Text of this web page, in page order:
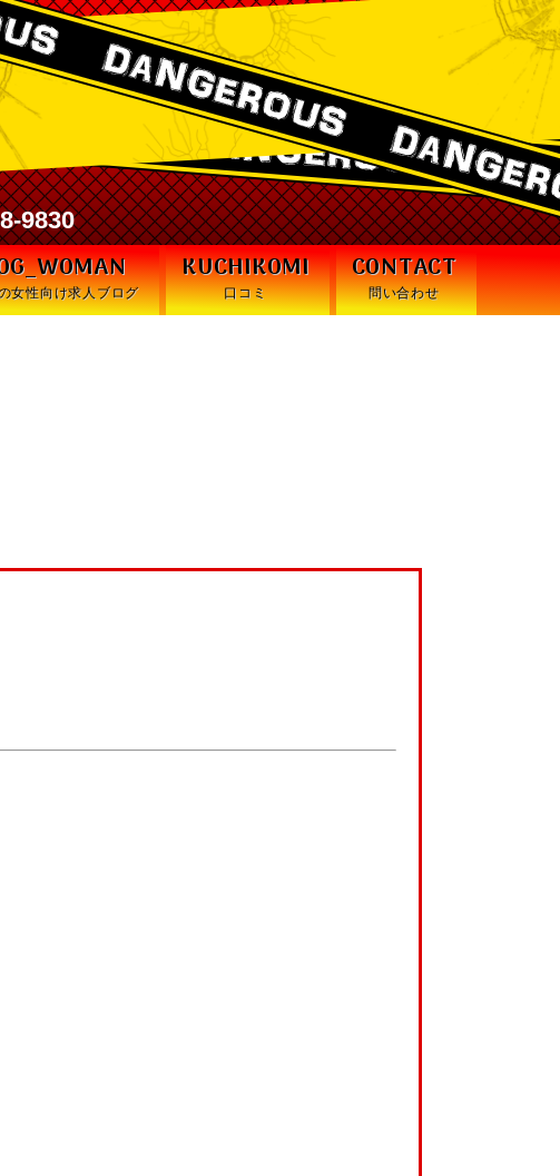
激安デリヘル・デンジャラス札幌
9830
女性向け求人ブログ
KUCHIKOMI
口コミ
CONTACT
問い合わせ